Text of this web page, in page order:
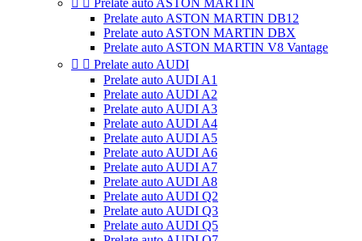
  Prelate auto ASTON MARTIN
Prelate auto ASTON MARTIN DB12
Prelate auto ASTON MARTIN DBX
Prelate auto ASTON MARTIN V8 Vantage
  Prelate auto AUDI
Prelate auto AUDI A1
Prelate auto AUDI A2
Prelate auto AUDI A3
Prelate auto AUDI A4
Prelate auto AUDI A5
Prelate auto AUDI A6
Prelate auto AUDI A7
Prelate auto AUDI A8
Prelate auto AUDI Q2
Prelate auto AUDI Q3
Prelate auto AUDI Q5